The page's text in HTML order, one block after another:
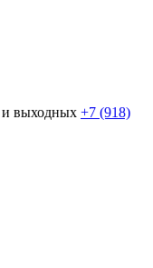
и выходных +7 (918)